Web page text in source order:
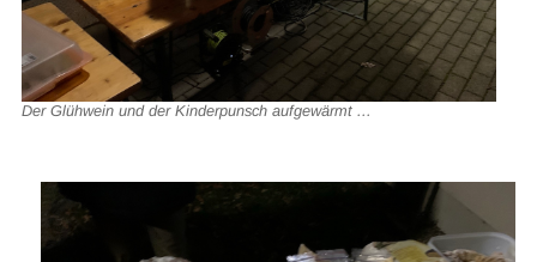
Der Glühwein und der Kinderpunsch aufgewärmt ...